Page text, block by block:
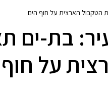
הטקבול הארצית על חוף הים
בת-ים
על